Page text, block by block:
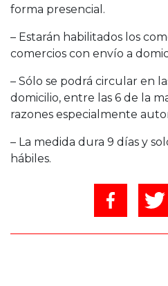
forma presencial.
– Estarán habilitados los
comercios con envío a
– Sólo se podrá circular en
domicilio, entre las 6 de la
razones especialmente
– La medida dura 9 días y
hábiles.